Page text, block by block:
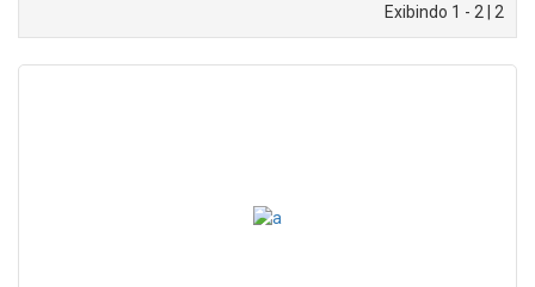
Exibindo 1 - 2 | 2